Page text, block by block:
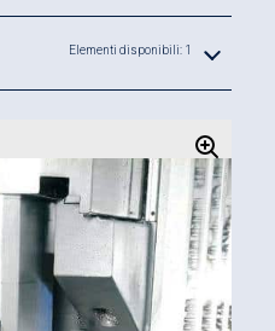
Elementi disponibili: 1